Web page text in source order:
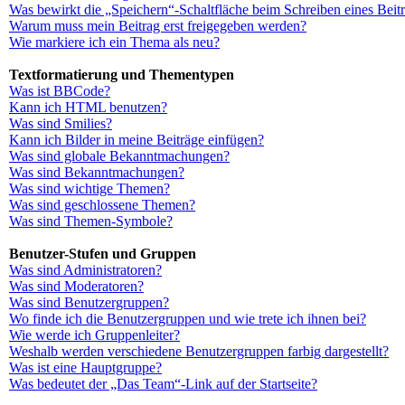
Was bewirkt die „Speichern“-Schaltfläche beim Schreiben eines
Warum muss mein Beitrag erst freigegeben werden?
Wie markiere ich ein Thema als neu?
Textformatierung und Thementypen
Was ist BBCode?
Kann ich HTML benutzen?
Was sind Smilies?
Kann ich Bilder in meine Beiträge einfügen?
Was sind globale Bekanntmachungen?
Was sind Bekanntmachungen?
Was sind wichtige Themen?
Was sind geschlossene Themen?
Was sind Themen-Symbole?
Benutzer-Stufen und Gruppen
Was sind Administratoren?
Was sind Moderatoren?
Was sind Benutzergruppen?
Wo finde ich die Benutzergruppen und wie trete ich ihnen bei?
Wie werde ich Gruppenleiter?
Weshalb werden verschiedene Benutzergruppen farbig dargestellt?
Was ist eine Hauptgruppe?
Was bedeutet der „Das Team“-Link auf der Startseite?